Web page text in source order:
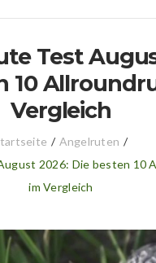
Test
10
Vergleich
/ Angelruten /
2026: Die besten 10
im Vergleich